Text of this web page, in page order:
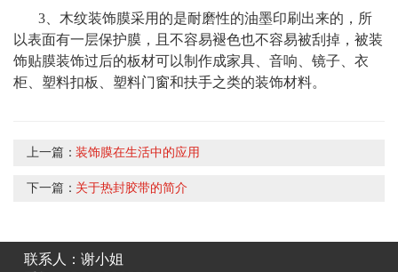
3、木纹装饰膜采用的是耐磨性的油墨印刷出来的，所
以表面有一层保护膜，且不容易褪色也不容易被刮掉，被装
饰贴膜装饰过后的板材可以制作成家具、音响、镜子、衣
柜、塑料扣板、塑料门窗和扶手之类的装饰材料。
上一篇：装饰膜在生活中的应用
下一篇： 关于热封胶带的简介
联系人：谢小姐